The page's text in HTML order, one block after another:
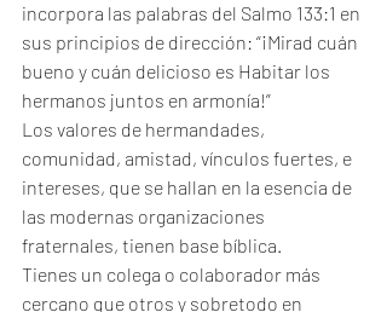
incorpora las palabras del Salmo 133:1 en
sus principios de dirección: “¡Mirad cuán
bueno y cuán delicioso es Habitar los
hermanos juntos en armonía!”
Los valores de hermandades,
comunidad, amistad, vínculos fuertes, e
intereses, que se hallan en la esencia de
las modernas organizaciones
fraternales, tienen base bíblica.
Tienes un colega o colaborador más
cercano que otros y sobretodo en